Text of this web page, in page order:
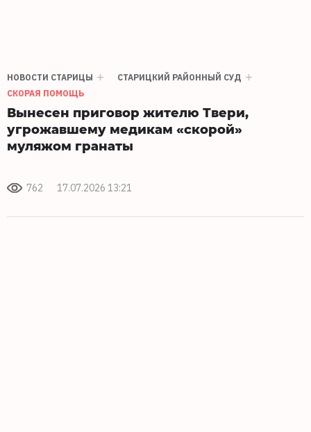
НОВОСТИ СТАРИЦЫ
СТАРИЦКИЙ РАЙОННЫЙ СУД
СКОРАЯ ПОМОЩЬ
Вынесен приговор жителю Твери,
угрожавшему медикам «скорой»
муляжом гранаты
762 17.07.2026 13:21